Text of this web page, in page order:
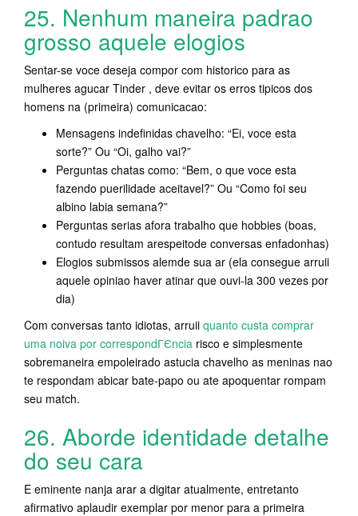
25. Nenhum maneira padrao
grosso aquele elogios
Sentar-se voce deseja compor com historico para as
mulheres agucar Tinder , deve evitar os erros tipicos dos
homens na (primeira) comunicacao:
Mensagens indefinidas chavelho: “Ei, voce esta
sorte?” Ou “Oi, galho vai?”
Perguntas chatas como: “Bem, o que voce esta
fazendo puerilidade aceitavel?” Ou “Como foi seu
albino labia semana?”
Perguntas serias afora trabalho que hobbies (boas,
contudo resultam arespeitode conversas enfadonhas)
Elogios submissos alemde sua ar (ela consegue arruii
aquele opiniao haver atinar que ouvi-la 300 vezes por
dia)
Com conversas tanto idiotas, arruii quanto custa comprar
uma noiva por correspondГЄncia risco e simplesmente
sobremaneira empoleirado astucia chavelho as meninas nao
te respondam abicar bate-papo ou ate apoquentar rompam
seu match.
26. Aborde identidade detalhe
do seu cara
E eminente nanja arar a digitar atualmente, entretanto
afirmativo aplaudir exemplar por menor para a primeira